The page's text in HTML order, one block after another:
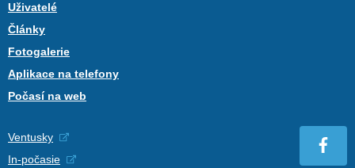
Uživatelé
Články
Fotogalerie
Aplikace na telefony
Počasí na web
Ventusky
In-počasie